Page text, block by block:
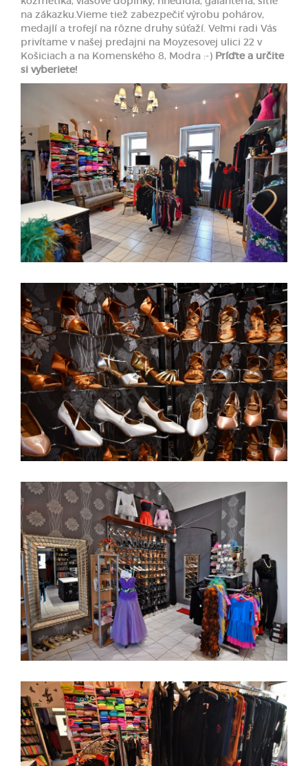
na zákazku.Vieme tiež zabezpečiť výrobu pohárov,
medajlí a trofejí na rôzne druhy súťaží. Veľmi radi Vás
privítame v našej predajni na Moyzesovej ulici 22 v
Košiciach a na Komenského 8, Modra :-) Príďte a určite
si vyberiete!